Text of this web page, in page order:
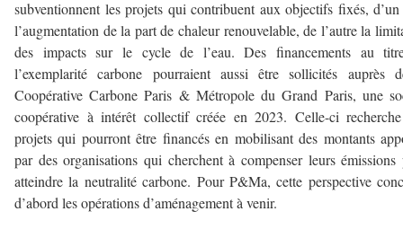
subventionnent les projets qui contribuent aux objectifs fixés,
l’augmentation de la part de chaleur renouvelable, de l’autre la
des impacts sur le cycle de l’eau. Des financements au
l’exemplarité carbone pourraient aussi être sollicités auprès
Coopérative Carbone Paris & Métropole du Grand Paris, une
coopérative à intérêt collectif créée en 2023. Celle-ci
projets qui pourront être financés en mobilisant des montants
par des organisations qui cherchent à compenser leurs émissions
atteindre la neutralité carbone. Pour P&Ma, cette perspective
d’abord les opérations d’aménagement à venir.